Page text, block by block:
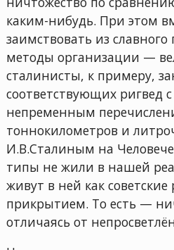
каким-нибудь. При этом
заимствовать из
методы организации —
сталинисты, к примеру,
соответствующих ригвед
непременным
тоннокилометров и
И.В.Сталиным на
типы не жили в нашей
живут в ней как
прикрытием. То есть —
отличаясь от